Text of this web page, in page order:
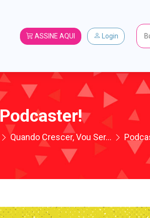
ASSINE AQUI Login
Podcaster!
Quando Crescer, Vou Ser...